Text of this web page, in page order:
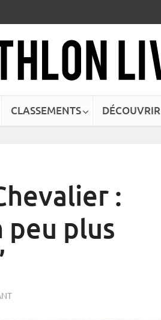
CLASSEMENTS DÉCOUVRIR
:
peu plus